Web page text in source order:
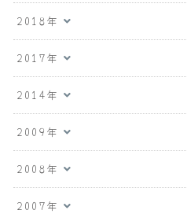
2018年
2017年
2014年
2009年
2008年
2007年